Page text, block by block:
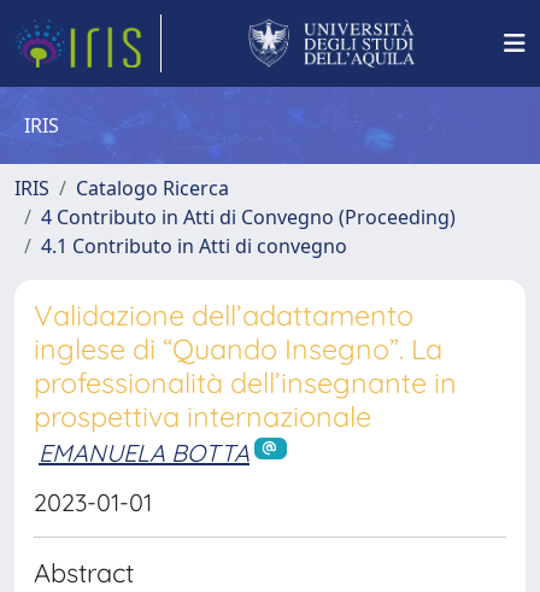
IRIS
IRIS
Catalogo Ricerca
4 Contributo in Atti di Convegno (Proceeding)
4.1 Contributo in Atti di convegno
Validazione dell’adattamento
inglese di “Quando Insegno”. La
professionalità dell’insegnante in
prospettiva internazionale
EMANUELA BOTTA
2023-01-01
Abstract